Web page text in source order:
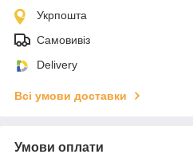
Укрпошта
Самовивіз
Delivery
Всі умови доставки
Умови оплати